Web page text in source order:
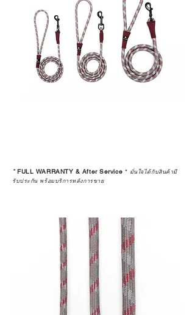
*FULL WARRANTY & After Service * มั่นใจได้กับสินค้ามี
รับประกัน พร้อมบริการหลังการขาย